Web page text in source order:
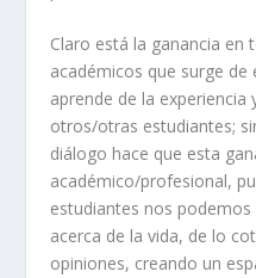
Claro está la ganancia en
académicos que surge
aprende de la
otros/otras estudiantes;
diálogo hace que esta
académico/profesional,
estudiantes nos
acerca de la vida, de lo
opiniones, creando un